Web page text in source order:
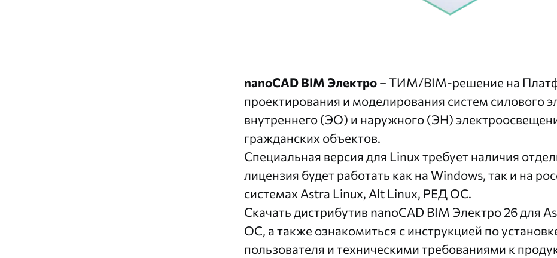
nanoCAD BIM Электро – ТИМ/BIM-решение на
проектирования и моделирования систем силового
внутреннего (ЭО) и наружного (ЭН)
гражданских объектов.
Специальная версия для Linux требует наличия
лицензия будет работать как на Windows, так и на
системах Astra Linux, Alt Linux, РЕД ОС.
Скачать дистрибутив nanoCAD BIM Электро 26 для
ОС, а также ознакомиться с инструкцией по
пользователя и техническими требованиями к